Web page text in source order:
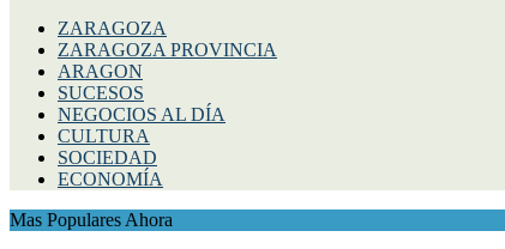
ZARAGOZA
ZARAGOZA PROVINCIA
ARAGON
SUCESOS
NEGOCIOS AL DÍA
CULTURA
SOCIEDAD
ECONOMÍA
Mas Populares Ahora